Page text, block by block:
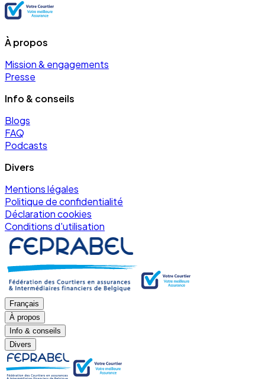
À propos
Mission & engagements
Presse
Info & conseils
Blogs
FAQ
Podcasts
Divers
Mentions légales
Politique de confidentialité
Déclaration cookies
Conditions d'utilisation
Français
À propos
Info & conseils
Divers